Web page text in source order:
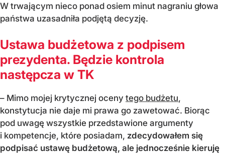
W trwającym nieco ponad osiem minut nagraniu głowa
państwa uzasadniła podjętą decyzję.
Ustawa budżetowa z podpisem
prezydenta. Będzie kontrola
następcza w TK
– Mimo mojej krytycznej oceny tego budżetu,
konstytucja nie daje mi prawa go zawetować. Biorąc
pod uwagę wszystkie przedstawione argumenty
i kompetencje, które posiadam, zdecydowałem się
podpisać ustawę budżetową, ale jednocześnie kieruję